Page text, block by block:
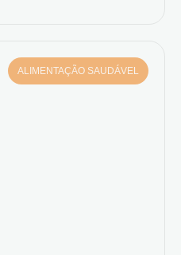
ALIMENTAÇÃO SAUDÁVEL